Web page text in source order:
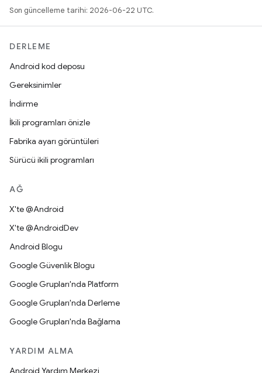
Son güncelleme tarihi: 2026-06-22 UTC.
DERLEME
Android kod deposu
Gereksinimler
İndirme
İkili programları önizle
Fabrika ayarı görüntüleri
Sürücü ikili programları
AĞ
X'te @Android
X'te @AndroidDev
Android Blogu
Google Güvenlik Blogu
Google Grupları'nda Platform
Google Grupları'nda Derleme
Google Grupları'nda Bağlama
YARDIM ALMA
Android Yardım Merkezi